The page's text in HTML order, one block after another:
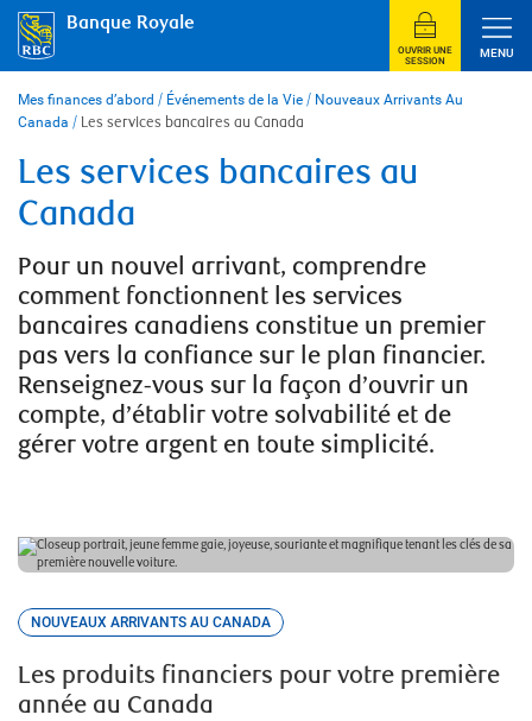
content
Banque Royale
OUVRIR UNE
SESSION
MENU
Mes finances d’abord / Événements de la Vie / Nouveaux Arrivants Au
Canada / Les services bancaires au Canada
Les services bancaires au
Canada
Pour un nouvel arrivant, comprendre
comment fonctionnent les services
bancaires canadiens constitue un premier
pas vers la confiance sur le plan financier.
Renseignez-vous sur la façon d’ouvrir un
compte, d’établir votre solvabilité et de
gérer votre argent en toute simplicité.
NOUVEAUX ARRIVANTS AU CANADA
Les produits financiers pour votre première
année au Canada